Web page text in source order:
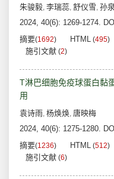
朱骏毅, 李瑞蕊, 舒仪雪, 孙泉
2024, 40(6): 1269-1274.
摘要(1692) HTML (495)
施引文献 (2)
T淋巴细胞免疫球蛋白黏
用
袁诗雨, 杨焕焕, 唐映梅
2024, 40(6): 1275-1280.
摘要(1236) HTML (512)
施引文献 (6)